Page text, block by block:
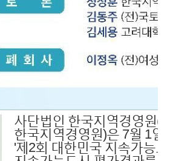
사단법인 한국지역경영원(
한국지역경영원)은 7월 1
'제2회 대한민국 지속가능